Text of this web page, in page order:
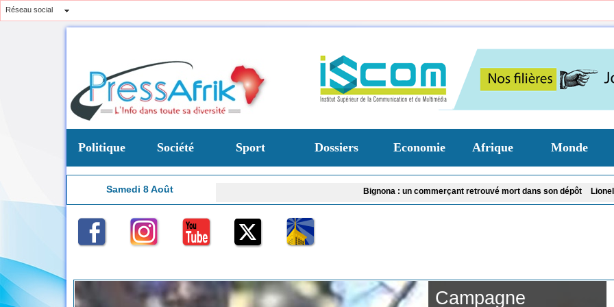
Réseau social
Politique Société Sport Dossiers Economie Afrique Monde
Samedi 8 Août Bignona : un commerçant retrouvé mort dans son dépôt Lionel Messi en
Affaire Pape